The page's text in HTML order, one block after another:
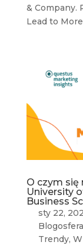
&
Lead to
O czym się
University
Business
sty 22,
Blogosfera
Trendy,